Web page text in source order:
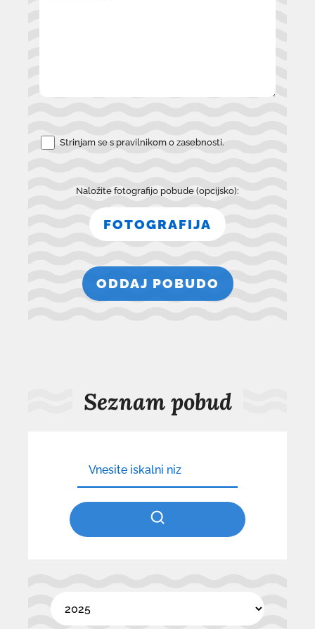
Strinjam se s pravilnikom o zasebnosti.
Naložite fotografijo pobude (opcijsko):
FOTOGRAFIJA
ODDAJ POBUDO
Seznam pobud